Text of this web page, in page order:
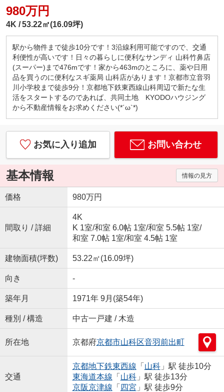
980万円
4K 53.22㎡(16.09坪)
駅から物件まで徒歩10分です！3沿線利用可能ですので、交通
利便性が高いです！日々の暮らしに便利なサンディ 山科竹鼻店
(スーパー)まで476mです！家から463mのところに、薬や日用
品を買うのに便利なスギ薬局 山科店があります！京都市立音羽
川小学校まで徒歩9分！京都地下鉄東西線山科周辺で新たな生
活をスタートするのであれば、共同土地 KYODOハウジング
から不動産情報をお求めください(*´ω`*)
お気に入り追加 お問い合わせ
基本情報 情報の見方
価格 980万円
間取り / 詳細
4K
K 1室/和室 6.0帖 1室/和室 5.5帖 1室/
和室 7.0帖 1室/和室 4.5帖 1室
建物面積(坪数) 53.22㎡(16.09坪)
向き -
築年月 1971年 9月(築54年)
種別 / 構造 中古一戸建 / 木造
所在地 京都府京都市山科区音羽前出町
交通
京都地下鉄東西線 「 山科」駅 徒歩10分
東海道本線 「 山科」駅 徒歩13分
京阪京津線 「 四宮 」駅 徒歩9分